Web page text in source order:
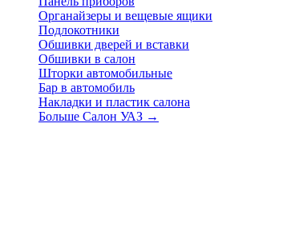
Органайзеры и вещевые ящики
Подлокотники
Обшивки дверей и вставки
Обшивки в салон
Шторки автомобильные
Бар в автомобиль
Накладки и пластик салона
Больше Салон УАЗ →